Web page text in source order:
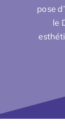
pose
le